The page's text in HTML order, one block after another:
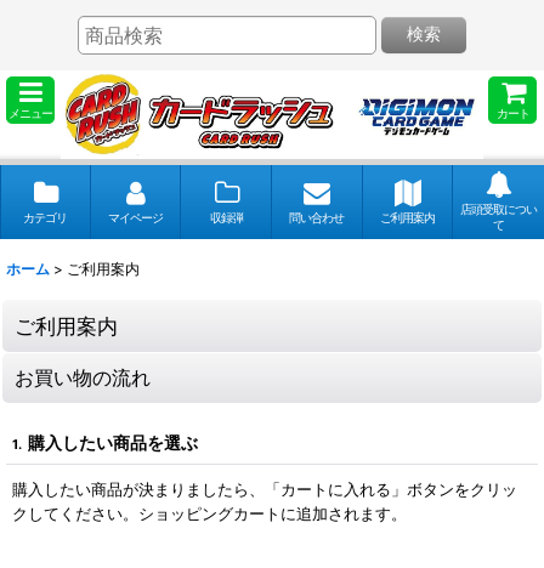
メニュー カート
検索
カテゴリ マイページ 収録弾 問い合わせ ご利用案内
店頭受取につい
て
ホーム > ご利用案内
ご利用案内
お買い物の流れ
1. 購入したい商品を選ぶ
購入したい商品が決まりましたら、「カートに入れる」ボタンをクリッ
クしてください。ショッピングカートに追加されます。